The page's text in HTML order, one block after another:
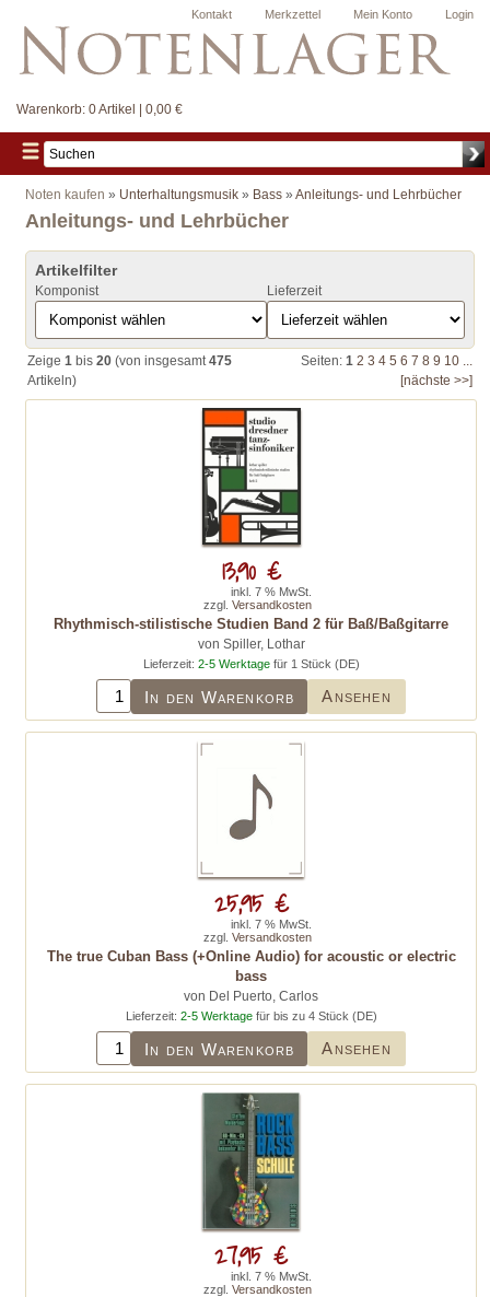
Login
Mein Konto
Merkzettel
Kontakt
Warenkorb: 0 Artikel | 0,00 €
Noten kaufen » Unterhaltungsmusik » Bass » Anleitungs- und Lehrbücher
Anleitungs- und Lehrbücher
Artikelfilter
Komponist Lieferzeit
Zeige 1 bis 20 (von insgesamt475
Artikeln)
Seiten: 1 2 3 4 5 6 7 8 9 10 ...
[nächste >>]
Rhythmisch-stilistische Studien Band 2 für Baß/Baßgitarre
von Spiller, Lothar
Lieferzeit: 2-5 Werktagefür 1 Stück (DE)
In den Warenkorb Ansehen
13,90 €
inkl. 7 % MwSt.
zzgl. Versandkosten
The true Cuban Bass (+Online Audio) for acoustic or electric
bass
von Del Puerto, Carlos
Lieferzeit: 2-5 Werktagefür bis zu 4 Stück (DE)
In den Warenkorb Ansehen
25,95 €
inkl. 7 % MwSt.
zzgl. Versandkosten
27,95 €
inkl. 7 % MwSt.
zzgl. Versandkosten